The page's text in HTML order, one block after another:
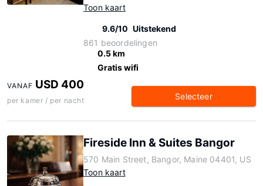
Toon kaart
9.6/10 Uitstekend
861 beoordelingen
0.5 km
Gratis wifi
VANAF USD 400
per kamer / per nacht Selecteer
Fireside Inn & Suites Bangor
570 Main Street, Bangor, Maine 04401, US
Toon kaart